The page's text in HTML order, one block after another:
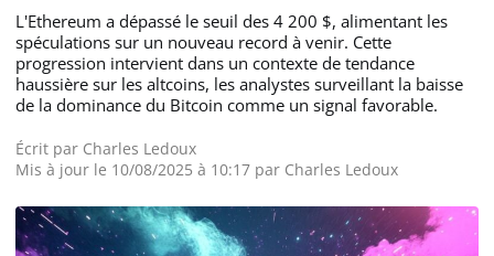
L'Ethereum a dépassé le seuil des 4 200 $, alimentant les
spéculations sur un nouveau record à venir. Cette
progression intervient dans un contexte de tendance
haussière sur les altcoins, les analystes surveillant la baisse
de la dominance du Bitcoin comme un signal favorable.
Écrit par Charles Ledoux
Mis à jour le 10/08/2025 à 10:17 par Charles Ledoux